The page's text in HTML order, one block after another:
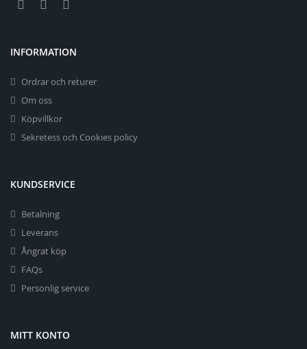
INFORMATION
Ordrar och returer
Om oss
Köpvillkor
Sekretess och Cookies policy
KUNDSERVICE
Betalning
Leverans
Ångrat köp
FAQs
Personlig service
MITT KONTO